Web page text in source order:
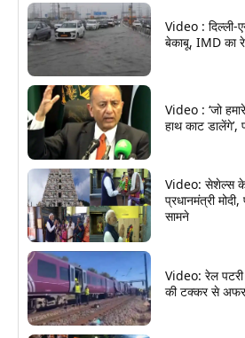
Video : दिल्ली-
बेकाबू, IMD का
Video : ‘जो
हाथ काट डालेंगे’,
Video: सेशेल्स
प्रधानमंत्री
सामने
Video: रेल पटरी
की टक्कर से